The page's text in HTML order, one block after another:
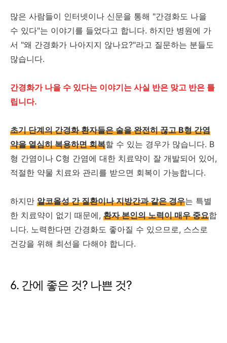
많은 사람들이 인터넷이나 신문을 통해 "간경화도 나을
수 있다"는 이야기를 들었다고 합니다. 하지만 병원에 가
서 "왜 간경화가 나아지지 않나요?"라고 질문하는 분들도
많습니다.
간경화가 나을 수 있다는 이야기는 사실 반은 맞고 반은 틀
립니다.
초기 단계의 간경화 환자들은 술을 완전히 끊고 B형 간염
약을 열심히 복용하면 회복할 수 있는 경우가 많습니다. B
형 간염이나 C형 간염에 대한 치료약이 잘 개발되어 있어,
적절한 약물 치료와 관리를 받으면 회복이 가능합니다.
하지만 알코올성 간 질환이나 지방간과 같은 경우는 특별
한 치료약이 없기 때문에, 환자 본인의 노력이 매우 중요합
니다. 노력한다면 간경화도 좋아질 수 있으므로, 스스로
건강을 위해 최선을 다해야 합니다.
6. 간에 좋은 것? 나쁜 것?